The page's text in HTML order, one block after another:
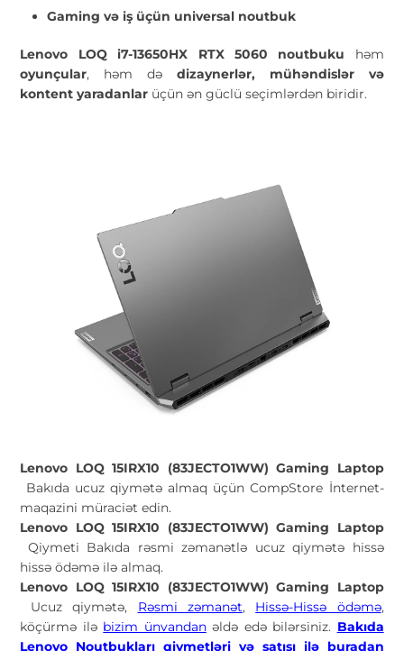
Gaming və iş üçün universal noutbuk
Lenovo LOQ i7-13650HX RTX 5060 noutbuku həm
oyunçular, həm də dizaynerlər, mühəndislər və
kontent yaradanlar üçün ən güclü seçimlərdən biridir.
Lenovo LOQ 15IRX10 (83JECTO1WW) Gaming Laptop
Bakıda ucuz qiymətə almaq üçün CompStore İnternet-
maqazini müraciət edin.
Lenovo LOQ 15IRX10 (83JECTO1WW) Gaming Laptop
Qiymeti Bakıda rəsmi zəmanətlə ucuz qiymətə hissə
hissə ödəmə ilə almaq.
Lenovo LOQ 15IRX10 (83JECTO1WW) Gaming Laptop
Ucuz qiymətə, Rəsmi zəmanət, Hissə-Hissə ödəmə,
köçürmə ilə bizim ünvandanəldə edə bilərsiniz. Bakıda
Lenovo Noutbukları qiymetləri və satışı ilə buradan